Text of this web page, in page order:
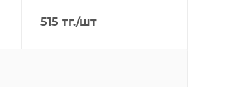
515 тг./шт